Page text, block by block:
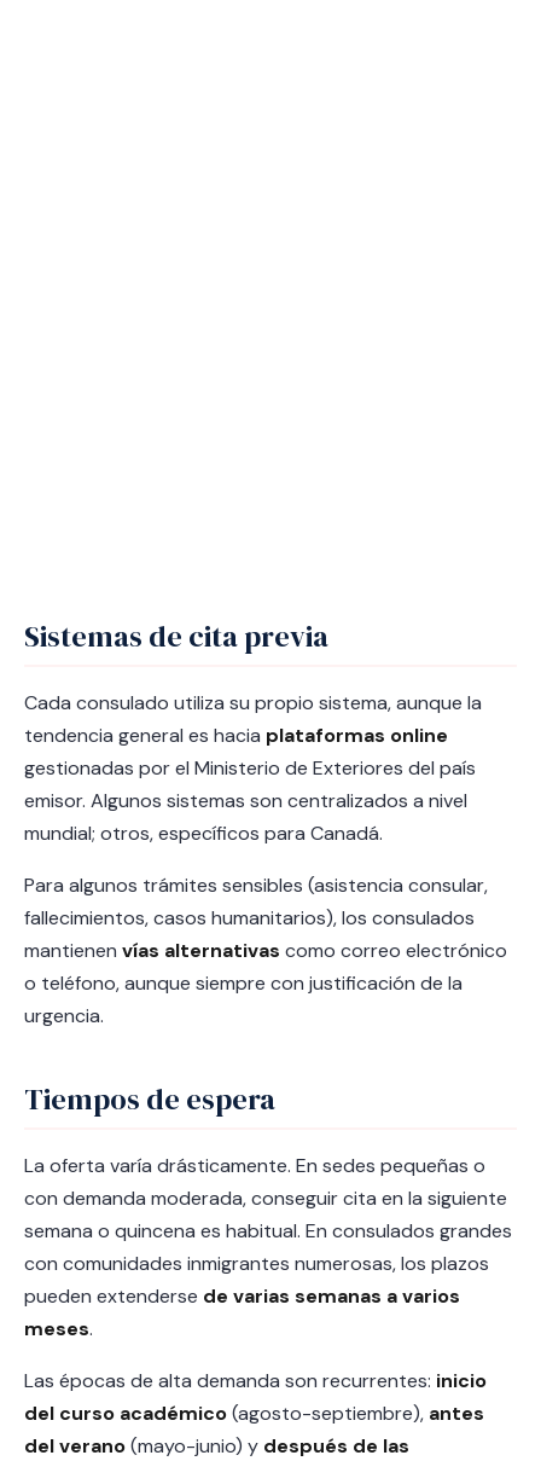
Sistemas de cita previa
Cada consulado utiliza su propio sistema, aunque la
tendencia general es hacia plataformas online
gestionadas por el Ministerio de Exteriores del país
emisor. Algunos sistemas son centralizados a nivel
mundial; otros, específicos para Canadá.
Para algunos trámites sensibles (asistencia consular,
fallecimientos, casos humanitarios), los consulados
mantienen vías alternativas como correo electrónico
o teléfono, aunque siempre con justificación de la
urgencia.
Tiempos de espera
La oferta varía drásticamente. En sedes pequeñas o
con demanda moderada, conseguir cita en la siguiente
semana o quincena es habitual. En consulados grandes
con comunidades inmigrantes numerosas, los plazos
pueden extenderse de varias semanas a varios
meses.
Las épocas de alta demanda son recurrentes: inicio
del curso académico(agosto-septiembre), antes
del verano(mayo-junio) y después de las